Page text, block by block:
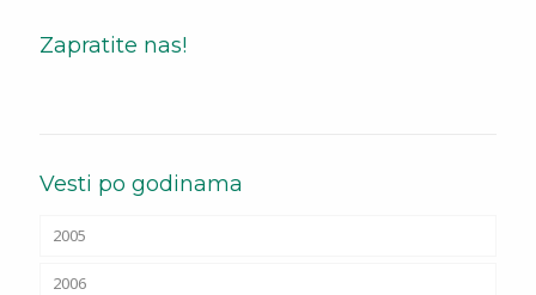
Zapratite nas!
Vesti po godinama
2005
2006